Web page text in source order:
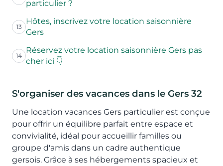
particulier ?
13
Hôtes, inscrivez votre location saisonnière
Gers
14
Réservez votre location saisonnière Gers pas
cher ici 👇
S'organiser des vacances dans le Gers 32
Une location vacances Gers particulier est conçue
pour offrir un équilibre parfait entre espace et
convivialité, idéal pour accueillir familles ou
groupe d'amis dans un cadre authentique
gersois. Grâce à ses hébergements spacieux et